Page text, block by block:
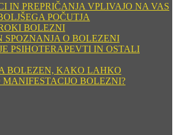
IN PREPRIČANJA VPLIVAJO NA VAS
POČUTJA
BOLEZNI
SPOZNANJA O BOLEZENI
PSIHOTERAPEVTI IN OSTALI
BOLEZEN, KAKO LAHKO
MANIFESTACIJO BOLEZNI?